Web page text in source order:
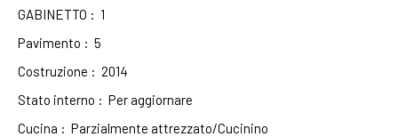
GABINETTO : 1
Pavimento : 5
Costruzione : 2014
Stato interno : Per aggiornare
Cucina : Parzialmente attrezzato/Cucinino